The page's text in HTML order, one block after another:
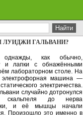
ГАЛЬВАНИ?
однажды, как обычно,
и лап­ки с обнажёнными
лабораторном столе. На
электрофорная машина —
электричества.
случайно дотро­нулся
скальпеля до нерва
и её мышцы начали
Произошло это именно в